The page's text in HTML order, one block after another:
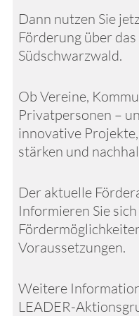
Dann nutzen Sie
Förderung über
Südschwarzwald.
Ob Vereine,
Privatpersonen –
innovative
stärken und
Der aktuelle
Informieren Sie
Voraussetzungen.
Weitere
LEADER-